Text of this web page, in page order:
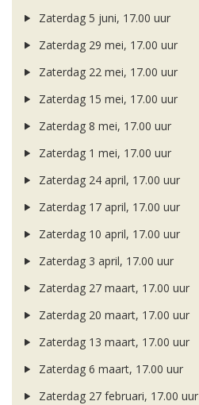
Zaterdag 5 juni, 17.00 uur
Zaterdag 29 mei, 17.00 uur
Zaterdag 22 mei, 17.00 uur
Zaterdag 15 mei, 17.00 uur
Zaterdag 8 mei, 17.00 uur
Zaterdag 1 mei, 17.00 uur
Zaterdag 24 april, 17.00 uur
Zaterdag 17 april, 17.00 uur
Zaterdag 10 april, 17.00 uur
Zaterdag 3 april, 17.00 uur
Zaterdag 27 maart, 17.00 uur
Zaterdag 20 maart, 17.00 uur
Zaterdag 13 maart, 17.00 uur
Zaterdag 6 maart, 17.00 uur
Zaterdag 27 februari, 17.00 uur